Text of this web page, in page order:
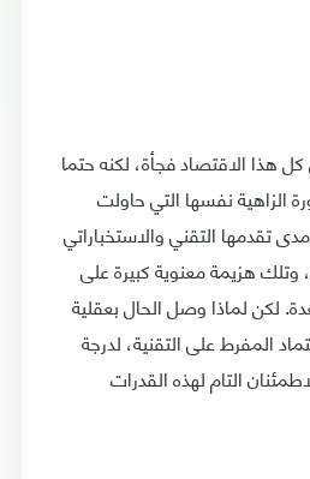
هذا الاقتصاد فجأة، لكنه حتما
الزاهية نفسها التي حاولت
تقدمها التقني والاستخباراتي
وتلك هزيمة معنوية كبيرة على
لكن لماذا وصل الحال بعقلية
المفرط على التقنية، لدرجة
التام لهذه القدرات